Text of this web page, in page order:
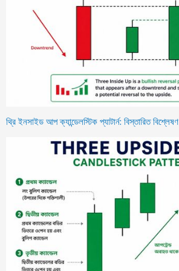
থ্রি ইনসাইড আপ ক্যান্ডেলস্টিক প্যাটার্ন: বিস্তারিত বিশ্লেষণ